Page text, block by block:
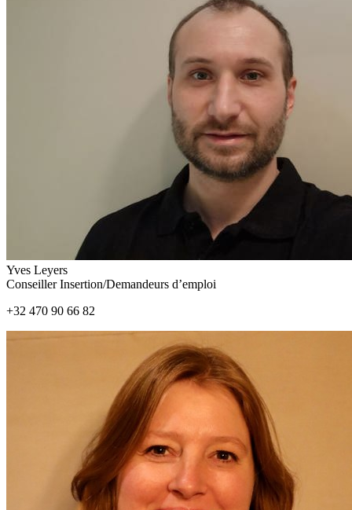
Yves Leyers
Conseiller Insertion/Demandeurs d’emploi
+32 470 90 66 82